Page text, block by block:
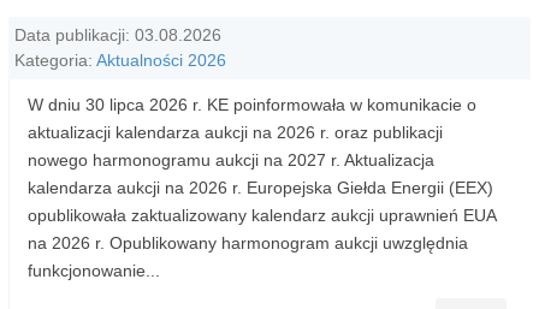
Data publikacji: 03.08.2026
Kategoria: Aktualności 2026
W dniu 30 lipca 2026 r. KE poinformowała w komunikacie o
aktualizacji kalendarza aukcji na 2026 r. oraz publikacji
nowego harmonogramu aukcji na 2027 r. Aktualizacja
kalendarza aukcji na 2026 r. Europejska Giełda Energii (EEX)
opublikowała zaktualizowany kalendarz aukcji uprawnień EUA
na 2026 r. Opublikowany harmonogram aukcji uwzględnia
funkcjonowanie...